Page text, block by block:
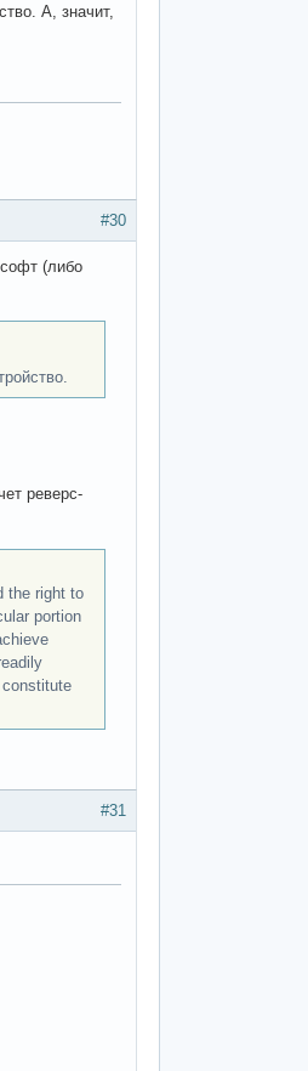
А, значит,
#30
софт (либо
реверс-
the right to
portion
#31